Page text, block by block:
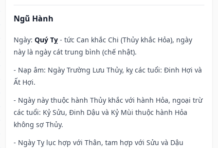
Ngũ Hành
Ngày: Quý Tỵ - tức Can khắc Chi (Thủy khắc Hỏa), ngày
này là ngày cát trung bình (chế nhật).
- Nạp âm: Ngày Trường Lưu Thủy, kỵ các tuổi: Đinh Hợi và
Ất Hợi.
- Ngày này thuộc hành Thủy khắc với hành Hỏa, ngoại trừ
các tuổi: Kỷ Sửu, Đinh Dậu và Kỷ Mùi thuộc hành Hỏa
không sợ Thủy.
- Ngày Tỵ lục hợp với Thân, tam hợp với Sửu và Dậu